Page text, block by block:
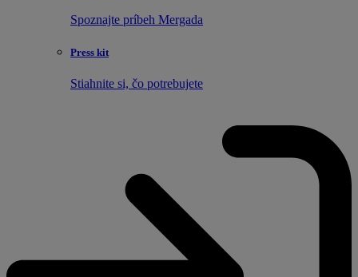
Spoznajte príbeh Mergada
Press kit
Stiahnite si, čo potrebujete